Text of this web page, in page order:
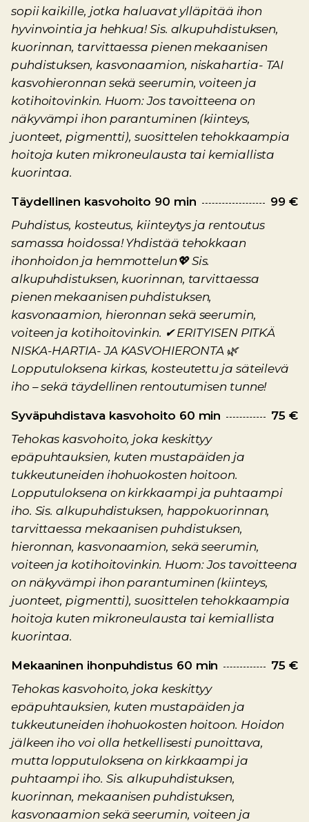
sopii kaikille, jotka haluavat ylläpitää ihon
hyvinvointia ja hehkua! Sis. alkupuhdistuksen,
kuorinnan, tarvittaessa pienen mekaanisen
puhdistuksen, kasvonaamion, niskahartia- TAI
kasvohieronnan sekä seerumin, voiteen ja
kotihoitovinkin. Huom: Jos tavoitteena on
näkyvämpi ihon parantuminen (kiinteys,
juonteet, pigmentti), suosittelen tehokkaampia
hoitoja kuten mikroneulausta tai kemiallista
kuorintaa.
Täydellinen kasvohoito 90 min
99 €
Puhdistus, kosteutus, kiinteytys ja rentoutus
samassa hoidossa! Yhdistää tehokkaan
ihonhoidon ja hemmottelun💖 Sis.
alkupuhdistuksen, kuorinnan, tarvittaessa
pienen mekaanisen puhdistuksen,
kasvonaamion, hieronnan sekä seerumin,
voiteen ja kotihoitovinkin. ✔ ERITYISEN PITKÄ
NISKA-HARTIA- JA KASVOHIERONTA 🌿
Lopputuloksena kirkas, kosteutettu ja säteilevä
iho – sekä täydellinen rentoutumisen tunne!
Syväpuhdistava kasvohoito 60 min
75 €
Tehokas kasvohoito, joka keskittyy
epäpuhtauksien, kuten mustapäiden ja
tukkeutuneiden ihohuokosten hoitoon.
Lopputuloksena on kirkkaampi ja puhtaampi
iho. Sis. alkupuhdistuksen, happokuorinnan,
tarvittaessa mekaanisen puhdistuksen,
hieronnan, kasvonaamion, sekä seerumin,
voiteen ja kotihoitovinkin. Huom: Jos tavoitteena
on näkyvämpi ihon parantuminen (kiinteys,
juonteet, pigmentti), suosittelen tehokkaampia
hoitoja kuten mikroneulausta tai kemiallista
kuorintaa.
Mekaaninen ihonpuhdistus 60 min
75 €
Tehokas kasvohoito, joka keskittyy
epäpuhtauksien, kuten mustapäiden ja
tukkeutuneiden ihohuokosten hoitoon. Hoidon
jälkeen iho voi olla hetkellisesti punoittava,
mutta lopputuloksena on kirkkaampi ja
puhtaampi iho. Sis. alkupuhdistuksen,
kuorinnan, mekaanisen puhdistuksen,
kasvonaamion sekä seerumin, voiteen ja